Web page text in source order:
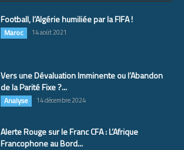
Football, l’Algérie humiliée par la FIFA !
Maroc 14 août 2021
Vers une Dévaluation Imminente ou l’Abandon
de la Parité Fixe ?...
Analyse 14 décembre 2024
Alerte Rouge sur le Franc CFA : L’Afrique
Francophone au Bord...